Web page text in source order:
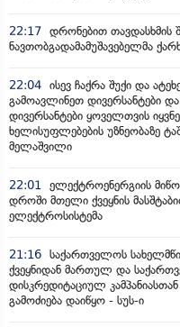
22:17 დრონებით თავდასხმის
ნავთობგადამამუშავებელმა
22:04 ისევ ჩაქრა შუქი და
გამოავლინეთ დივერსანტები
დივერსანტები ყოველთვის
ხელისუფლებების უზნეობაზე
მელაშვილი
22:01
ელექტროენერგიის
დროში მთელი ქვეყნის
ელექტროსისტემა
21:16 საქართველოს
ქვეყნიდან მართულ და
დისკრედიტაციულ
გამოძიება დაიწყო - სუს-ი